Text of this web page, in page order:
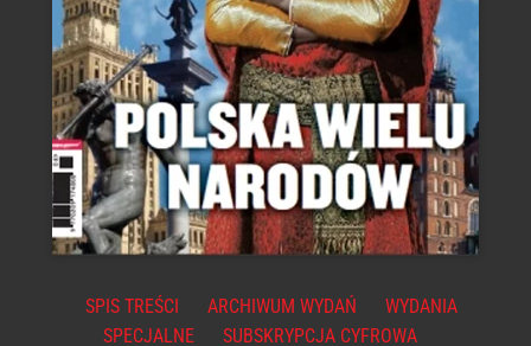
SPIS TREŚCI ARCHIWUM WYDAŃ
WYDANIA
SPECJALNE
SUBSKRYPCJA CYFROWA